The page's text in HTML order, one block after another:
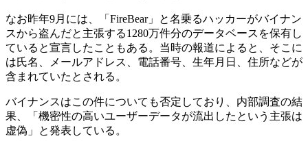
なお昨年9月には、「FireBear」と名乗るハッカーがバイナン
スから盗んだと主張する1280万件分のデータベースを保有し
ていると宣言したこともある。当時の報道によると、そこに
は氏名、メールアドレス、電話番号、生年月日、住所などが
含まれていたとされる。
バイナンスはこの件についても否定しており、内部調査の結
果、「機密性の高いユーザーデータが流出したという主張は
虚偽」と発表している。